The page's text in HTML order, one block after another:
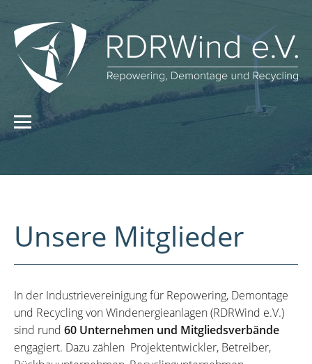
Unsere Mitglieder
In der Industrievereinigung für Repowering, Demontage
und Recycling von Windenergieanlagen (RDRWind e.V.)
sind rund 60 Unternehmen und Mitgliedsverbände
engagiert. Dazu zählen Projektentwickler, Betreiber,